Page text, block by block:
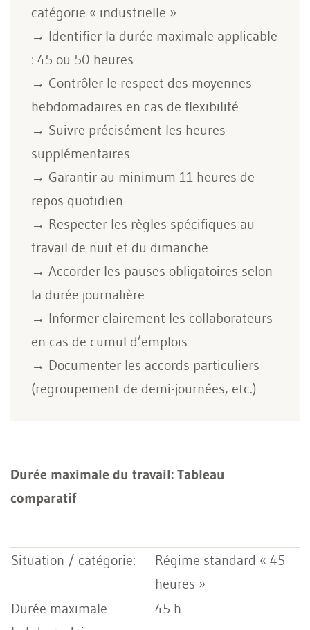
catégorie « industrielle »
→ Identifier la durée maximale applicable
: 45 ou 50 heures
→ Contrôler le respect des moyennes
hebdomadaires en cas de flexibilité
→ Suivre précisément les heures
supplémentaires
→ Garantir au minimum 11 heures de
repos quotidien
→ Respecter les règles spécifiques au
travail de nuit et du dimanche
→ Accorder les pauses obligatoires selon
la durée journalière
→ Informer clairement les collaborateurs
en cas de cumul d’emplois
→ Documenter les accords particuliers
(regroupement de demi-journées, etc.)
Durée maximale du travail: Tableau
comparatif
Régime standard « 45
heures »
45 h